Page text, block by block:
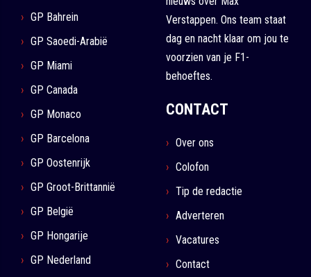
GP Bahrein
GP Saoedi-Arabië
GP Miami
GP Canada
GP Monaco
GP Barcelona
GP Oostenrijk
GP Groot-Brittannië
GP België
GP Hongarije
GP Nederland
Verstappen. Ons team staat
dag en nacht klaar om jou te
voorzien van je F1-
behoeftes.
CONTACT
Over ons
Colofon
Tip de redactie
Adverteren
Vacatures
Contact